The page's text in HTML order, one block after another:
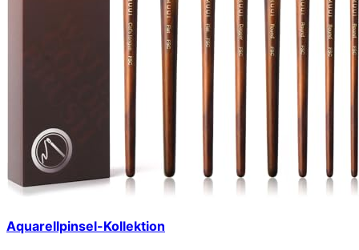
Aquarellpinsel-Kollektion